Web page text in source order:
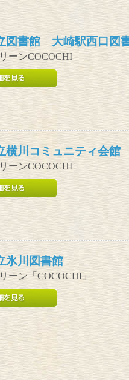
図書館 大崎駅西口図
ーンCOCOCHI
横川コミュニティ会館
ーンCOCOCHI
氷川図書館
ーン「COCOCHI」